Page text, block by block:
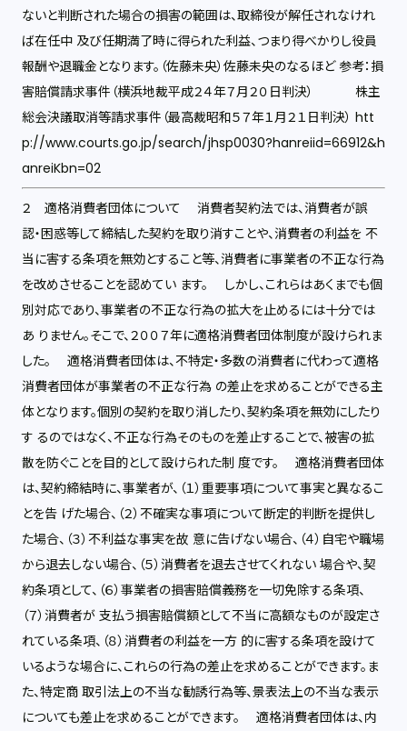
ないと判断された場合の損害の範囲は、取締役が解任されなけれ
ば在任中 及び任期満了時に得られた利益、つまり得べかりし役員
報酬や退職金となります。（佐藤未央）佐藤未央のなるほど 参考：損
害賠償請求事件（横浜地裁平成２４年７月２０日判決） 株主
総会決議取消等請求事件（最高裁昭和５７年１月２１日判決） htt
p://www.courts.go.jp/search/jhsp0030?hanreiid=66912&h
anreiKbn=02
２ 適格消費者団体について 消費者契約法では、消費者が誤
認・困惑等して締結した契約を取り消すことや、消費者の利益を 不
当に害する条項を無効とすること等、消費者に事業者の不正な行為
を改めさせることを認めてい ます。 しかし、これらはあくまでも個
別対応であり、事業者の不正な行為の拡大を止めるには十分では
あ りません。そこで、２００７年に適格消費者団体制度が設けられま
した。 適格消費者団体は、不特定・多数の消費者に代わって適格
消費者団体が事業者の不正な行為 の差止を求めることができる主
体となります。個別の契約を取り消したり、契約条項を無効にしたり
す るのではなく、不正な行為そのものを差止することで、被害の拡
散を防ぐことを目的として設けられた制 度です。 適格消費者団体
は、契約締結時に、事業者が、（１）重要事項について事実と異なるこ
とを告 げた場合、（２）不確実な事項について断定的判断を提供し
た場合、（３）不利益な事実を故 意に告げない場合、（４）自宅や職場
から退去しない場合、（５）消費者を退去させてくれない 場合や、契
約条項として、（６）事業者の損害賠償義務を一切免除する条項、
（７）消費者が 支払う損害賠償額として不当に高額なものが設定さ
れている条項、（８）消費者の利益を一方 的に害する条項を設けて
いるような場合に、これらの行為の差止を求めることができます。ま
た、特定商 取引法上の不当な勧誘行為等、景表法上の不当な表示
についても差止を求めることができます。 適格消費者団体は、内